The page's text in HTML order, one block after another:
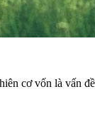
cơ vốn là vấn